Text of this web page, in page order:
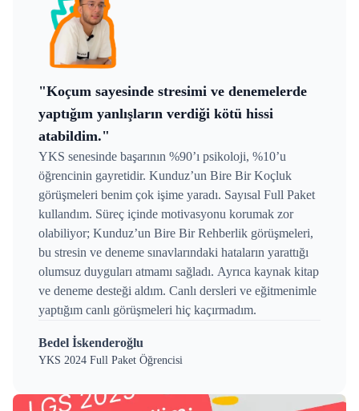
"Koçum sayesinde stresimi ve denemelerde
yaptığım yanlışların verdiği kötü hissi
atabildim."
YKS senesinde başarının %90’ı psikoloji, %10’u
öğrencinin gayretidir. Kunduz’un Bire Bir Koçluk
görüşmeleri benim çok işime yaradı. Sayısal Full Paket
kullandım. Süreç içinde motivasyonu korumak zor
olabiliyor; Kunduz’un Bire Bir Rehberlik görüşmeleri,
bu stresin ve deneme sınavlarındaki hataların yarattığı
olumsuz duyguları atmamı sağladı. Ayrıca kaynak kitap
ve deneme desteği aldım. Canlı dersleri ve eğitmenimle
yaptığım canlı görüşmeleri hiç kaçırmadım.
Bedel İskenderoğlu
YKS 2024 Full Paket Öğrencisi